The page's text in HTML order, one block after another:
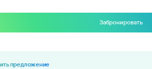
Забронировать
предложение